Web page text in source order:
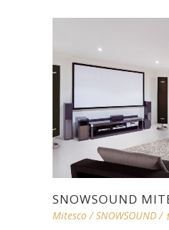
SNOWSOUND
Mitesco/SNOWSOUND/